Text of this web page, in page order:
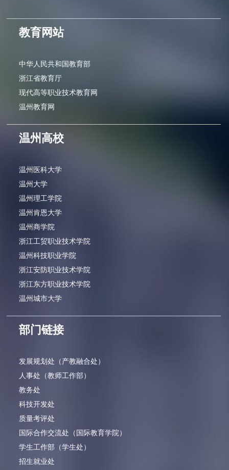
教育网站
中华人民共和国教育部
浙江省教育厅
现代高等职业技术教育网
温州教育网
温州高校
温州医科大学
温州大学
温州理工学院
温州肯恩大学
温州商学院
浙江工贸职业技术学院
温州科技职业学院
浙江安防职业技术学院
浙江东方职业技术学院
温州城市大学
部门链接
发展规划处（产教融合处）
人事处（教师工作部）
教务处
科技开发处
质量考评处
国际合作交流处（国际教育学院）
学生工作部（学生处）
招生就业处